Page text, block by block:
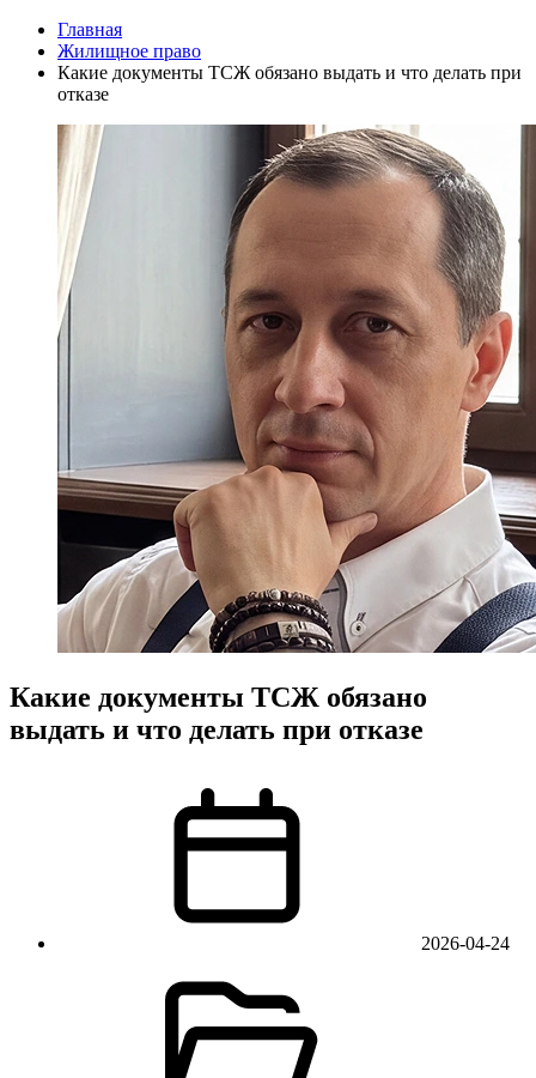
Главная
Жилищное право
Какие документы ТСЖ обязано выдать и что делать при
отказе
Какие документы ТСЖ обязано
выдать и что делать при отказе
2026-04-24